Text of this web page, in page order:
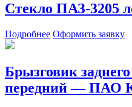
Стекло ПАЗ-3205
Подробнее Оформить заявку
Брызговик
передний — ПАО